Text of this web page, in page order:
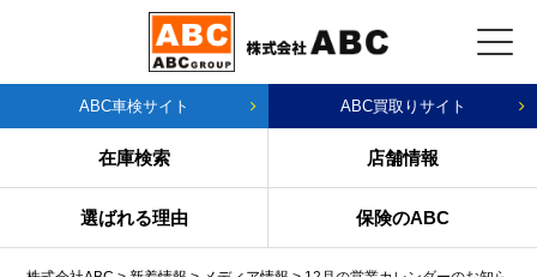
ABC車検サイト ABC買取りサイト
在庫検索 店舗情報
選ばれる理由 保険のABC